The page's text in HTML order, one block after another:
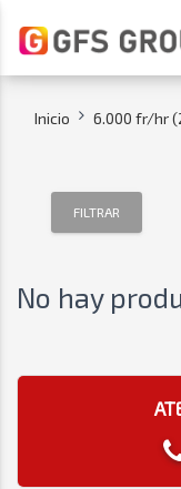
Inicio 6.000 fr/hr
FILTRAR
No hay